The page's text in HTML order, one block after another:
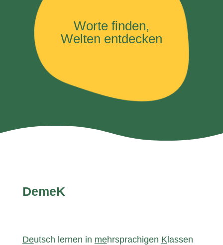
Worte finden,
Welten entdecken
DemeK
Deutsch lernen in mehrsprachigen Klassen